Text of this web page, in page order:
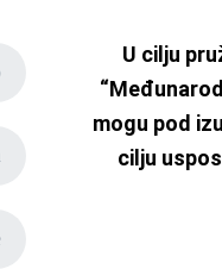
U cilju
mogu pod
cilju